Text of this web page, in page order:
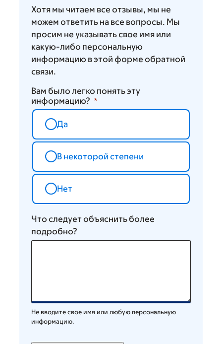
Хотя мы читаем все отзывы, мы не
можем ответить на все вопросы. Мы
просим не указывать свое имя или
какую-либо персональную
информацию в этой форме обратной
связи.
Вам было легко понять эту
информацию?
Да
В некоторой степени
Нет
Что следует объяснить более
подробно?
Не вводите свое имя или любую персональную
информацию.